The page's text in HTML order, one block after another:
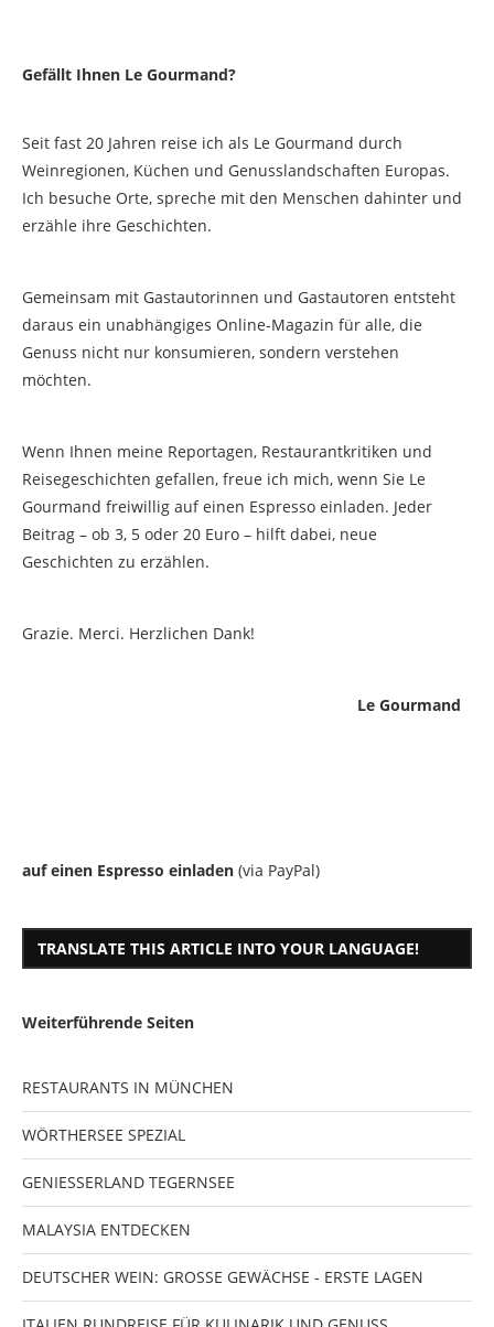
Gefällt Ihnen Le Gourmand?
Seit fast 20 Jahren reise ich als Le Gourmand durch
Weinregionen, Küchen und Genusslandschaften Europas.
Ich besuche Orte, spreche mit den Menschen dahinter und
erzähle ihre Geschichten.
Gemeinsam mit Gastautorinnen und Gastautoren entsteht
daraus ein unabhängiges Online-Magazin für alle, die
Genuss nicht nur konsumieren, sondern verstehen
möchten.
Wenn Ihnen meine Reportagen, Restaurantkritiken und
Reisegeschichten gefallen, freue ich mich, wenn Sie Le
Gourmand freiwillig auf einen Espresso einladen. Jeder
Beitrag – ob 3, 5 oder 20 Euro – hilft dabei, neue
Geschichten zu erzählen.
Grazie. Merci. Herzlichen Dank!
Le Gourmand
auf einen Espresso einladen (via PayPal)
TRANSLATE THIS ARTICLE INTO YOUR LANGUAGE!
Weiterführende Seiten
RESTAURANTS IN MÜNCHEN
WÖRTHERSEE SPEZIAL
GENIESSERLAND TEGERNSEE
MALAYSIA ENTDECKEN
DEUTSCHER WEIN: GROSSE GEWÄCHSE - ERSTE LAGEN